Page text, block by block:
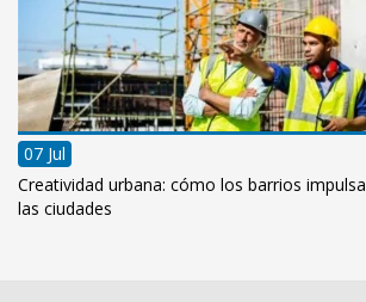
07 Jul
Creatividad urbana: cómo los barrios
las ciudades